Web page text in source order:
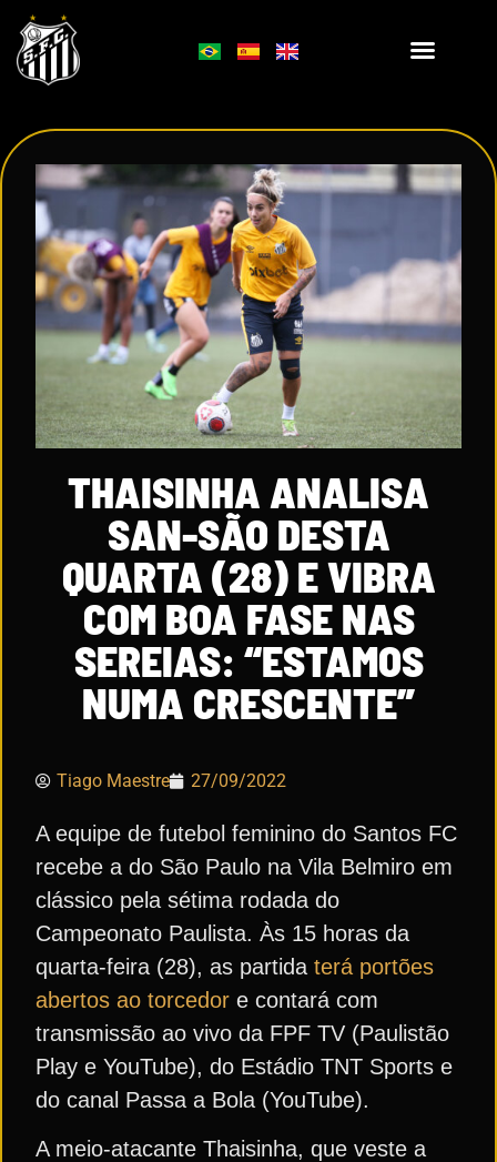
THAISINHA ANALISA
SAN-SÃO DESTA
QUARTA (28) E VIBRA
COM BOA FASE NAS
SEREIAS: “ESTAMOS
NUMA CRESCENTE”
Tiago Maestre 27/09/2022
A equipe de futebol feminino do Santos FC
recebe a do São Paulo na Vila Belmiro em
clássico pela sétima rodada do
Campeonato Paulista. Às 15 horas da
quarta-feira (28), as partida terá portões
abertos ao torcedor e contará com
transmissão ao vivo da FPF TV (Paulistão
Play e YouTube), do Estádio TNT Sports e
do canal Passa a Bola (YouTube).
A meio-atacante Thaisinha, que veste a